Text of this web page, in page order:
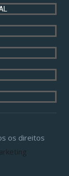
os direitos